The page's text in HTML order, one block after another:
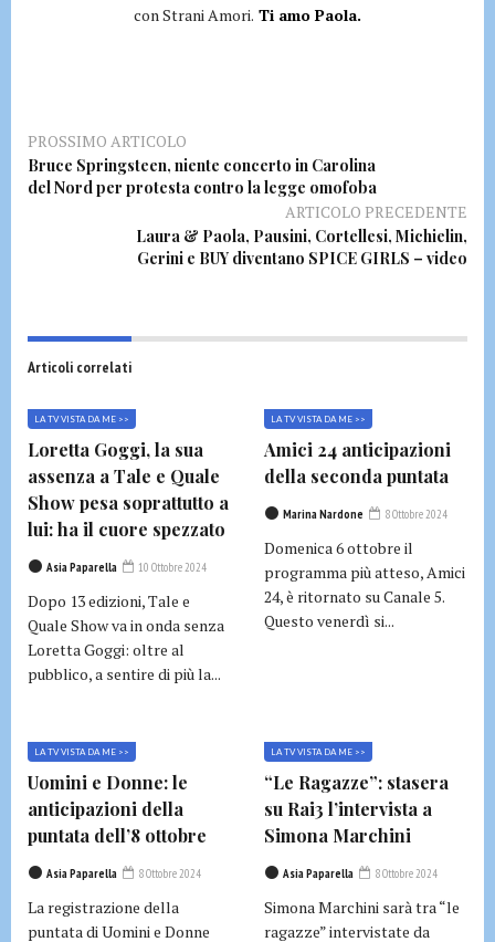
con Strani Amori. Ti amo Paola.
PROSSIMO ARTICOLO
Bruce Springsteen, niente concerto in Carolina
del Nord per protesta contro la legge omofoba
ARTICOLO PRECEDENTE
Laura & Paola, Pausini, Cortellesi, Michielin,
Gerini e BUY diventano SPICE GIRLS – video
Articoli correlati
LA TV VISTA DA ME >>
Loretta Goggi, la sua
assenza a Tale e Quale
Show pesa soprattutto a
lui: ha il cuore spezzato
Asia Paparella 10 Ottobre 2024
Dopo 13 edizioni, Tale e
Quale Show va in onda senza
Loretta Goggi: oltre al
pubblico, a sentire di più la...
LA TV VISTA DA ME >>
Amici 24 anticipazioni
della seconda puntata
Marina Nardone 8 Ottobre 2024
Domenica 6 ottobre il
programma più atteso, Amici
24, è ritornato su Canale 5.
Questo venerdì si...
LA TV VISTA DA ME >>
Uomini e Donne: le
anticipazioni della
puntata dell’8 ottobre
Asia Paparella 8 Ottobre 2024
La registrazione della
puntata di Uomini e Donne
LA TV VISTA DA ME >>
“Le Ragazze”: stasera
su Rai3 l’intervista a
Simona Marchini
Asia Paparella 8 Ottobre 2024
Simona Marchini sarà tra “le
ragazze” intervistate da